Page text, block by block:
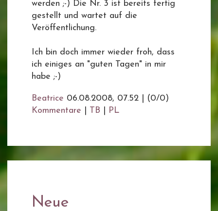
werden ;-) Die Nr. 3 ist bereits fertig
gestellt und wartet auf die
Veröffentlichung.
Ich bin doch immer wieder froh, dass
ich einiges an "guten Tagen" in mir
habe ;-)
Beatrice 06.08.2008, 07.52
(0/0)
Kommentare
TB PL
Neue